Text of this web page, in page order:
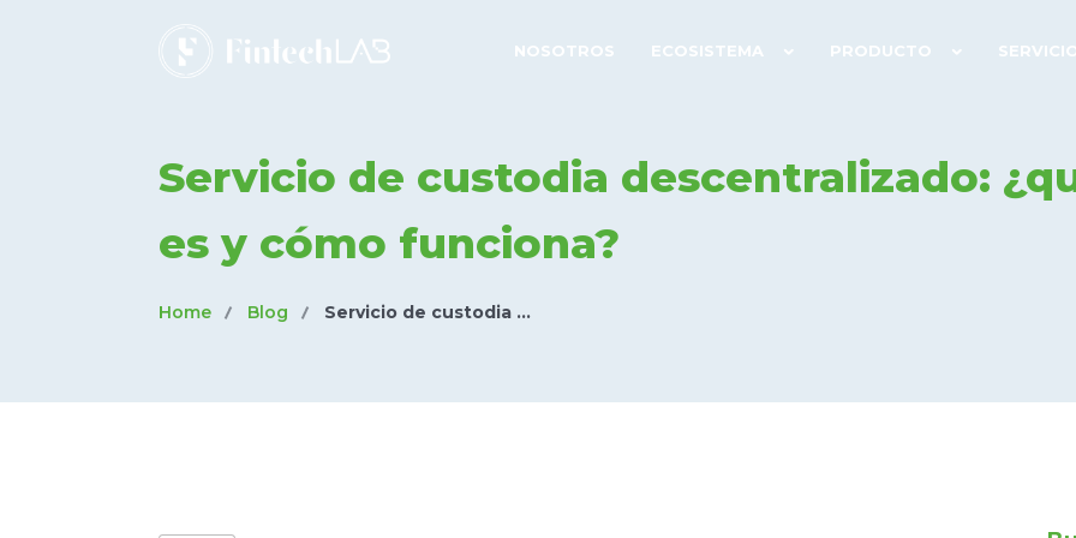
NOSOTROS ECOSISTEMA PRODUCTO
Servicio de custodia descentralizado:
es y cómo funciona?
Home Blog Servicio de custodia ...